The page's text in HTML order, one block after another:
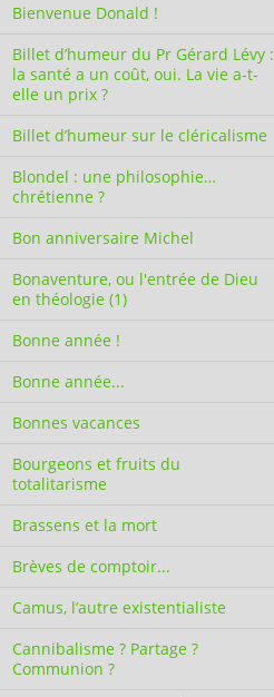
Bienvenue Donald !
Billet d’humeur du Pr Gérard Lévy :
la santé a un coût, oui. La vie a-t-
elle un prix ?
Billet d’humeur sur le cléricalisme
Blondel : une philosophie…
chrétienne ?
Bon anniversaire Michel
Bonaventure, ou l'entrée de Dieu
en théologie (1)
Bonne année !
Bonne année...
Bonnes vacances
Bourgeons et fruits du
totalitarisme
Brassens et la mort
Brèves de comptoir...
Camus, l’autre existentialiste
Cannibalisme ? Partage ?
Communion ?